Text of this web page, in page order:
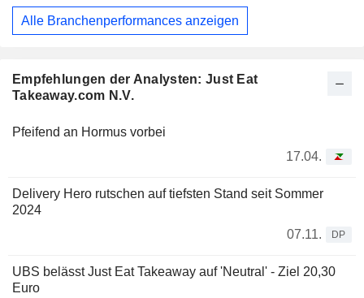
Empfehlungen der Analysten: Just Eat
Takeaway.com N.V.
Pfeifend an Hormus vorbei
17.04.
Delivery Hero rutschen auf tiefsten Stand seit Sommer
2024
07.11.
DP
UBS belässt Just Eat Takeaway auf 'Neutral' - Ziel 20,30
Euro
Alle Branchenperformances anzeigen